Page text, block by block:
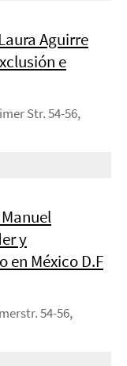
Aguirre
e
Str. 54-56,
y
en México D.F
54-56,